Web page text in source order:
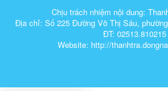
Chịu trách nhiệm nội dung:
Địa chỉ: Số 225 Đường Võ Thị Sáu,
ĐT: 02513.810215
Website: http://